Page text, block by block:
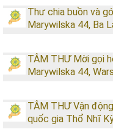
Thư chia buồn và
Marywilska 44, Ba
TÂM THƯ Mời gọi
Marywilska 44,
TÂM THƯ Vận
quốc gia Thổ Nhĩ